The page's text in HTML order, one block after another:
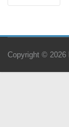
Copyright © 2026